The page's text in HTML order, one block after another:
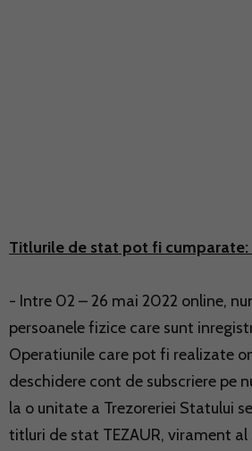
Titlurile de stat pot fi cumparate:
- Intre 02 – 26 mai 2022 online,
persoanele fizice care sunt
Operatiunile care pot fi realizate
deschidere cont de subscriere pe
la o unitate a Trezoreriei Statului
titluri de stat TEZAUR, virament